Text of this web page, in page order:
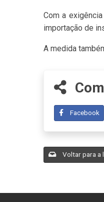
Com a
importação de
A medida
Facebook
Voltar para a